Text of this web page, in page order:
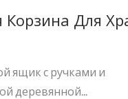
Корзина Для
ящик с ручками и
деревянной...